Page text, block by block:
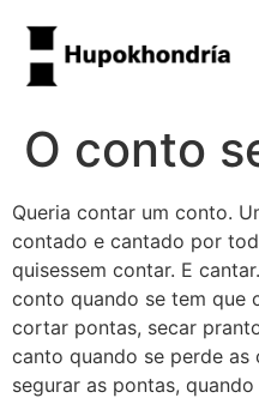
O conto
Queria contar um conto.
contado e cantado por
quisessem contar. E
conto quando se tem que
cortar pontas, secar
canto quando se perde
segurar as pontas,